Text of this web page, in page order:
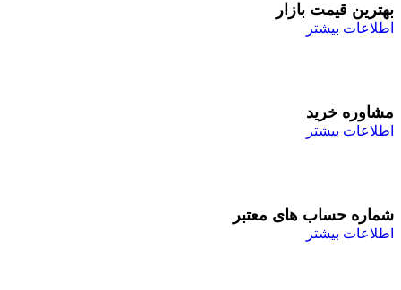
بهترین قیمت بازار
اطلاعات بیشتر
مشاوره خرید
اطلاعات بیشتر
شماره حساب های معتبر
اطلاعات بیشتر